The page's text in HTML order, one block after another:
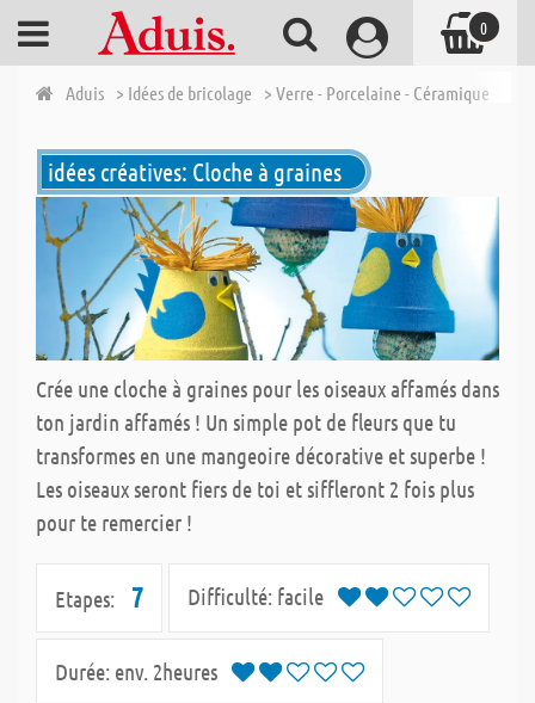
Aduis > Idées de bricolage > Verre - Porcelaine - Céramique
idées créatives: Cloche à graines
Crée une cloche à graines pour les oiseaux affamés dans
ton jardin affamés ! Un simple pot de fleurs que tu
transformes en une mangeoire décorative et superbe !
Les oiseaux seront fiers de toi et siffleront 2 fois plus
pour te remercier !
Etapes: 7 Difficulté: facile
Durée: env. 2heures
0